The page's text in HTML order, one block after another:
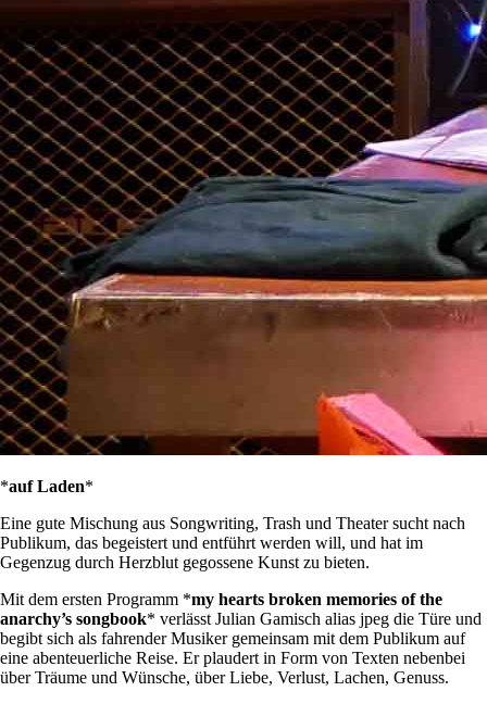
*auf Laden*
Eine gute Mischung aus Songwriting, Trash und Theater sucht nach
Publikum, das begeistert und entführt werden will, und hat im
Gegenzug durch Herzblut gegossene Kunst zu bieten.
Mit dem ersten Programm *my hearts broken memories of the
anarchy’s songbook* verlässt Julian Gamisch alias jpeg die Türe und
begibt sich als fahrender Musiker gemeinsam mit dem Publikum auf
eine abenteuerliche Reise. Er plaudert in Form von Texten nebenbei
über Träume und Wünsche, über Liebe, Verlust, Lachen, Genuss.